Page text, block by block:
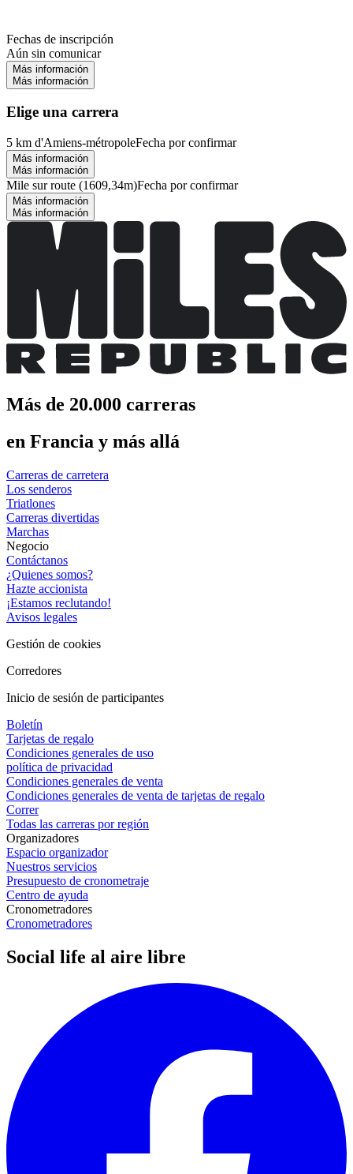
Fechas de inscripción
Aún sin comunicar
Más información
Más información
Elige una carrera
5 km d'Amiens-métropoleFecha por confirmar
Más información
Más información
Mile sur route (1609,34m)Fecha por confirmar
Más información
Más información
Más de 20.000 carreras
en Francia y más allá
Carreras de carretera
Los senderos
Triatlones
Carreras divertidas
Marchas
Negocio
Contáctanos
¿Quienes somos?
Hazte accionista
¡Estamos reclutando!
Avisos legales
Gestión de cookies
Corredores
Inicio de sesión de participantes
Boletín
Tarjetas de regalo
Condiciones generales de uso
política de privacidad
Condiciones generales de venta
Condiciones generales de venta de tarjetas de regalo
Correr
Todas las carreras por región
Organizadores
Espacio organizador
Nuestros servicios
Presupuesto de cronometraje
Centro de ayuda
Cronometradores
Cronometradores
Social life al aire libre